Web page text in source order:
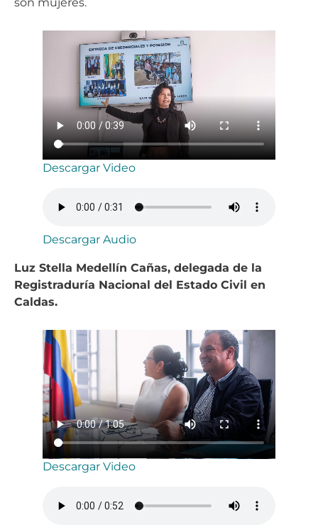
Descargar Video
Descargar Audio
Luz Stella Medellín Cañas, delegada de la
Registraduría Nacional del Estado Civil en
Caldas.
Descargar Video